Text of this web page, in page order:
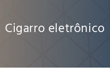
Cigarro eletrônico